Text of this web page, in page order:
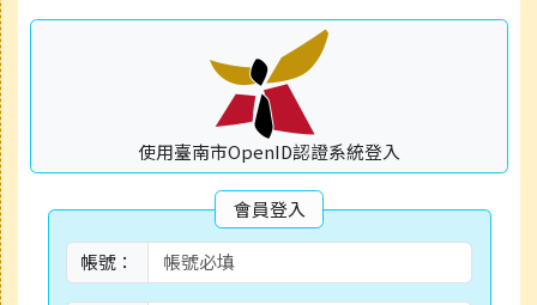
使用臺南市OpenID認證系統登入
會員登入
帳號：